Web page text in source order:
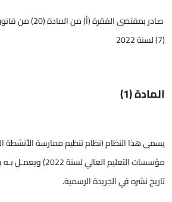
صادر بمقتضى
(7) لسنة 2022
المادة (1)
يسمى هذا النظام (نظام تنظيم ممارسة الأنشطة
مؤسسات التعليم
تاريخ نشره في الجريدة الرسمية.